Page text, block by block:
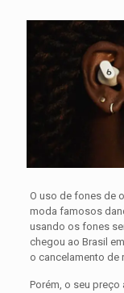
O uso de fones de
moda famosos
usando os fones
chegou ao Brasil
o cancelamento de
Porém, o seu preço